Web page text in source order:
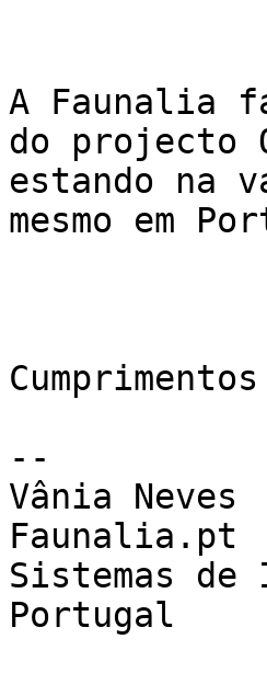
A Faunalia
do projecto
estando na
mesmo em
Cumprimentos
--
Vânia Neves
Faunalia.pt
Sistemas de
Portugal